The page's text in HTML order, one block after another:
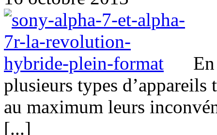
plusieurs types
au maximum leurs
[...]